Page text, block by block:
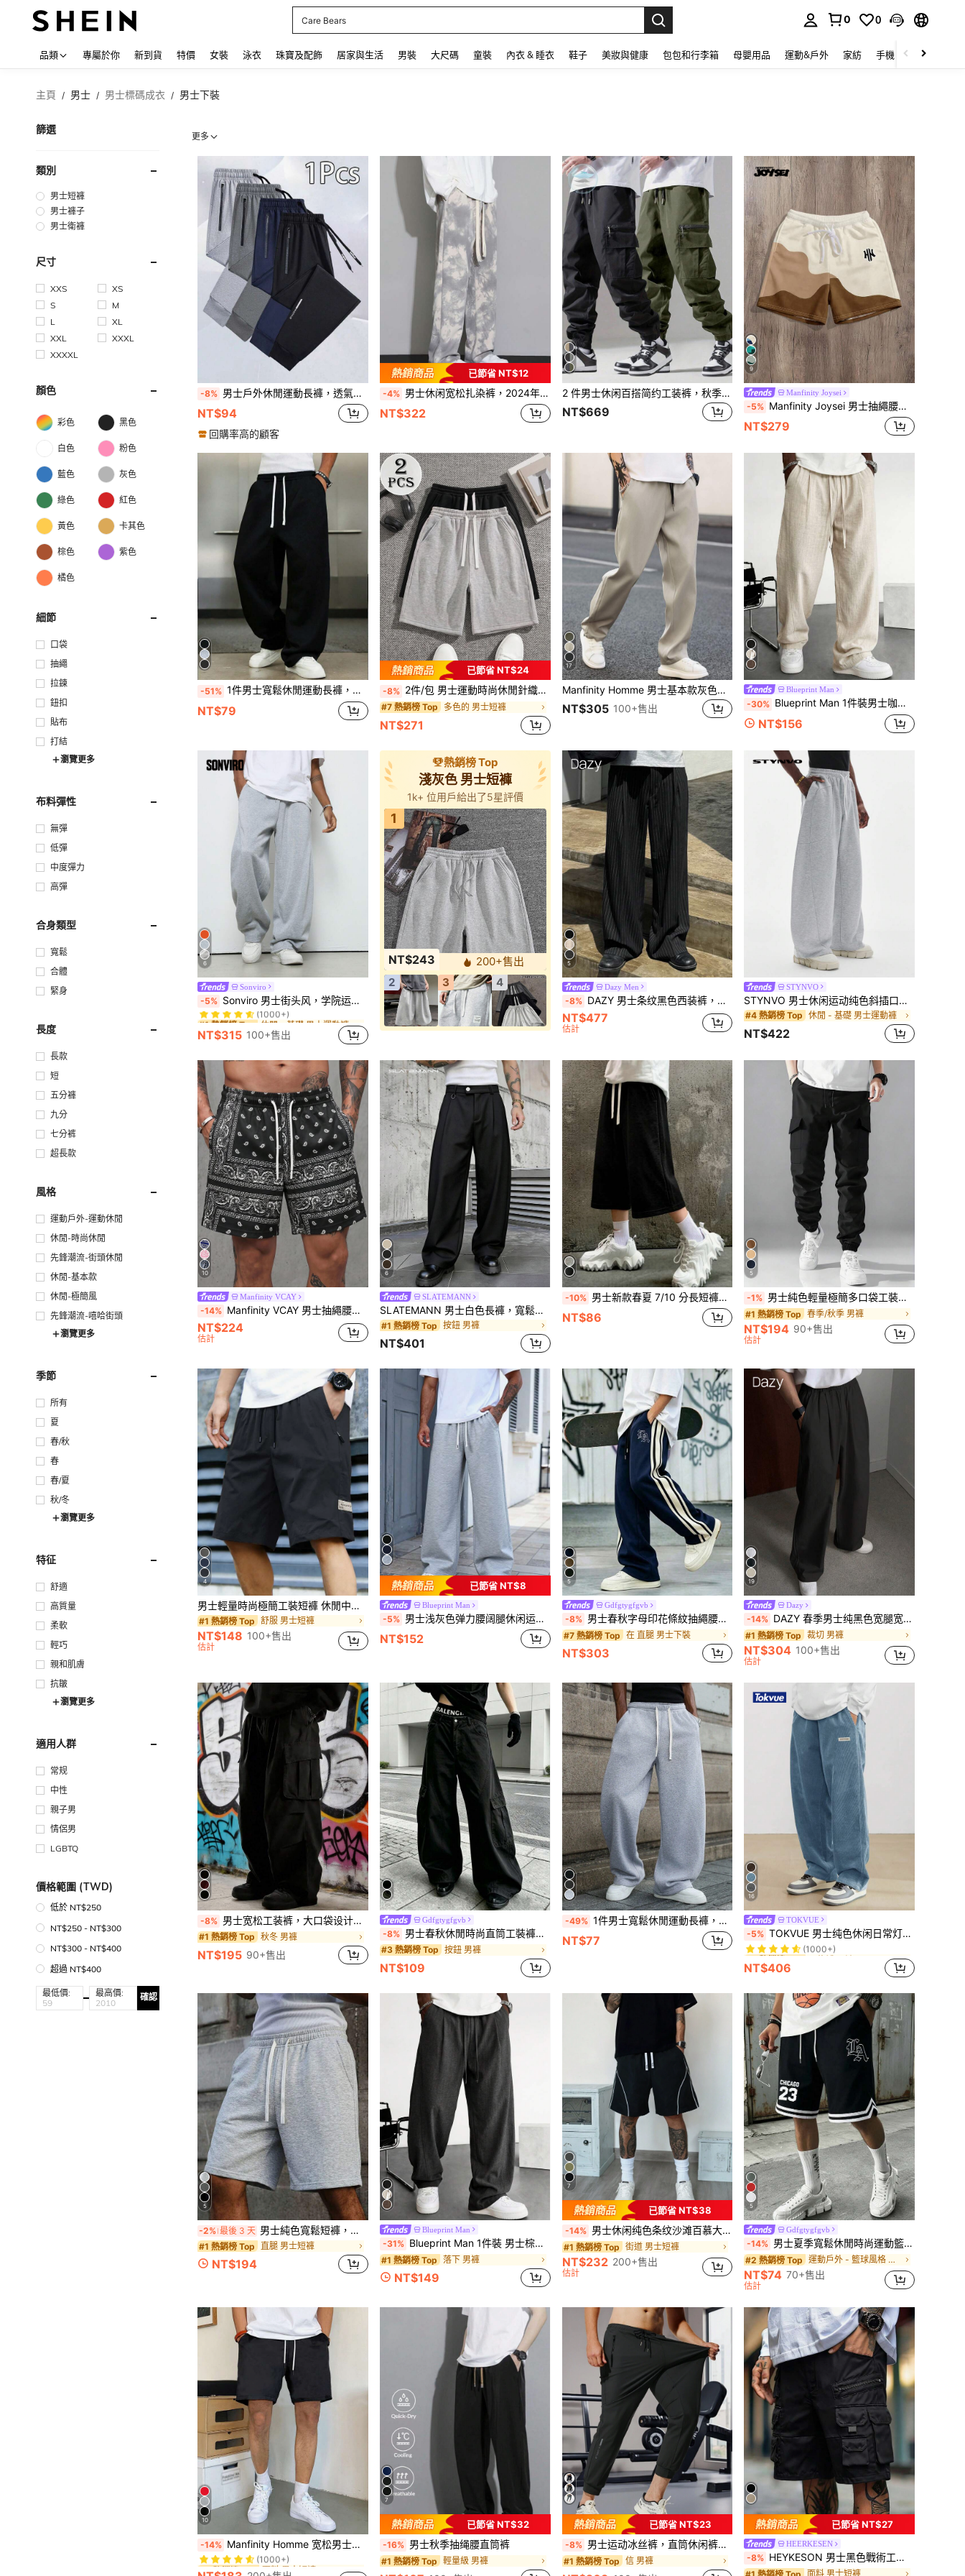
Care Bears
0 0
品類 專屬於你 新到貨 特價 女裝 泳衣 珠寶及配飾 居家與生活 男裝 大尺碼 童裝 內衣 & 睡衣 鞋子 美妝與健康 包包和行李箱 母嬰用品 運動&戶外 家紡 手機 & 手機配件
主頁 / 男士 / 男士標碼成衣 / 男士下裝
篩選
類別
男士短褲
男士褲子
男士衛褲
尺寸
XXS
XS
S
M
L
XL
XXL
XXXL
XXXXL
顏色
彩色 黑色
白色 粉色
藍色 灰色
綠色 紅色
黃色 卡其色
棕色 紫色
橘色
細節
口袋
抽繩
拉鍊
鈕扣
貼布
打結
瀏覽更多
布料彈性
無彈
低彈
中度彈力
高彈
合身類型
寬鬆
合體
緊身
長度
長款
短
五分褲
九分
七分裤
超長款
風格
運動戶外-運動休閒
休閒-時尚休閒
先鋒潮流-街頭休閒
休閒-基本款
休閒-極簡風
先鋒潮流-嘻哈街頭
瀏覽更多
季節
所有
夏
春/秋
春
春/夏
秋/冬
瀏覽更多
特征
舒適
高質量
柔軟
輕巧
親和肌膚
抗皺
瀏覽更多
適用人群
常规
中性
親子男
情侶男
LGBTQ
價格範圍 (TWD)
低於 NT$250
NT$250 - NT$300
NT$300 - NT$400
超過 NT$400
最低價: 最高價: 確認
更多
-8% 男士戶外休閒運動長褲，透氣抽繩設計，適合春夏秋冬，附口袋與拉鍊，適用於日常出遊、運動、跑步、健行、旅行及休閒穿著
NT$94
回購率高的顧客
已節省 NT$12
-4% 男士休闲宽松扎染裤，2024年春秋季新品，秋季
NT$322
2 件男士休闲百搭简约工装裤，秋季服装
NT$669
9
Manfinity Joysei
-5% Manfinity Joysei 男士抽繩腰鬆身休閒短褲
NT$279
-51% 1件男士寬鬆休閒運動長褲，極簡純色寬腿設計，抽繩腰頭，大口袋，適合日常穿著、走路、工作、戶外活動，完美的父親節送給爸爸的禮物
NT$79
已節省 NT$24
-8% 2件/包 男士運動時尚休閒針織抽繩腰短褲，籃球短褲，舒適透氣面料，夏季熱銷款，中性款
#7 熱銷榜 Top 多色的 男士短褲
NT$271
17
Manfinity Homme 男士基本款灰色直筒长裤平纹织物休闲风格拉链开合宽松裤宽松直筒休闲裤宽松韩版裤街头裤日式卡其色慢跑裤男，适合秋季
NT$305 100+售出
Blueprint Man
-30% Blueprint Man 1件裝男士咖啡色紋理鬆弛寬腿抽繩休閒長褲，仿亞麻面料，輕盈透氣垂墜舒適不黏膩，抗皺易打理，成熟休閒極簡老錢風，日常通勤、街頭穿搭、居家穿著
NT$156
6
Sonviro
-5% Sonviro 男士街头风，学院运动风，INS 搭配高街黑色超宽松新月形时尚运动裤，适合音乐节和日常穿着。送给男友或老公的绝佳礼物，街头服饰和 Y2K 风格。适合街头摇滚风。
#1 熱銷榜 Top
休閒 - 基礎 男士運動褲
(1000+)
#1 熱銷榜 Top 休閒 - 基礎 男士運動褲
(1000+)
#1 熱銷榜 Top 休閒 - 基礎 男士運動褲
(1000+)
#1 熱銷榜 Top 休閒 - 基礎 男士運動褲
NT$315 100+售出
熱銷榜 Top
淺灰色 男士短褲
1k+ 位用戶給出了5星評價
1
NT$243
200+售出
2
3 4
5
Dazy Men
-8% DAZY 男士条纹黑色西装裤，适合全年通勤及秋季商务着装
NT$477
估計
STYNVO
STYNVO 男士休闲运动纯色斜插口袋抽绳腰带运动裤
#4 熱銷榜 Top 休閒 - 基礎 男士運動褲
NT$422
10
Manfinity VCAY
-14% Manfinity VCAY 男士抽繩腰圍佩斯利印花短褲，適合送給丈夫、男友的禮物，度假、父親節禮物、足球運動
NT$224
估計
6
SLATEMANN
SLATEMANN 男士白色長褲，寬鬆休閒百搭壓褶西裝長褲
#1 熱銷榜 Top 按鈕 男褲
NT$401
-10% 男士新款春夏 7/10 分長短褲，運動風，針織面料，耐用材質休閒褲
NT$86
5
-1% 男士純色輕量極簡多口袋工裝褲，時尚錐形褲腿，校園風戶外登山休閒長褲
#1 熱銷榜 Top 春季/秋季 男褲
NT$194 90+售出
估計
4
男士輕量時尚極簡工裝短褲 休閒中大腿抽繩直筒短褲
#1 熱銷榜 Top 舒服 男士短褲
NT$148 100+售出
估計
已節省 NT$8
Blueprint Man
-5% 男士浅灰色弹力腰阔腿休闲运动裤，面料柔软舒适，不易起球，简约时尚设计，适合日常通勤、居家休闲穿着，男士礼物
NT$152
5
Gdfgtygfgvb
-8% 男士春秋字母印花條紋抽繩腰口袋休閒直筒長褲
#7 熱銷榜 Top 在 直腿 男士下裝
NT$303
19
Dazy
-14% DAZY 春季男士纯黑色宽腿宽松休闲裤，秋季
#1 熱銷榜 Top 裁切 男褲
NT$304 100+售出
估計
-8% 男士宽松工装裤，大口袋设计，休闲日常穿着长裤
#1 熱銷榜 Top 秋冬 男褲
NT$195 90+售出
Gdfgtygfgvb
-8% 男士春秋休閒時尚直筒工裝褲，附側邊口袋與鈕扣開合，適合戶外穿著
#3 熱銷榜 Top 按鈕 男褲
NT$109
-49% 1件男士寬鬆休閒運動長褲，極簡純色寬腿設計，抽繩腰頭，大口袋，適合日常穿著、散步、工作、戶外活動，完美父親節送給爸爸的禮物
NT$77
16
TOKVUE
-5% TOKVUE 男士纯色休闲日常灯芯绒长裤，男士街头潮流裤，男朋友礼物，秋季
#2 熱銷榜 Top
已修補 男褲
(1000+)
#2 熱銷榜 Top
已修補 男褲
#2 熱銷榜 Top
已修補 男褲
#2 熱銷榜 Top
NT$406
5
-2% 最後 3 天 男士純色寬鬆短褲，鬆緊腰帶抽繩設計，夏季海灘穿搭，男士休閒透氣夏季短褲，父親節禮物首選
#1 熱銷榜 Top 直腿 男士短褲
NT$194
Blueprint Man
-31% Blueprint Man 1件裝 男士棕色紋理鬆弛寬腿抽繩休閒長褲，仿亞麻面料，輕盈透氣垂墜舒適不黏汗，抗皺易打理，成熟休閒極簡老錢風，日常通勤、街頭穿搭、居家穿著
#1 熱銷榜 Top 落下 男褲
NT$149
7
已節省 NT$38
-14% 男士休闲纯色条纹沙滩百慕大短裤，Emo 风格，2000 年代风格
#1 熱銷榜 Top 街道 男士短褲
NT$232 200+售出
估計
5
Gdfgtygfgvb
-14% 男士夏季寬鬆休閒時尚運動籃球短褲 抽繩彈性網布快乾百慕達短褲
#2 熱銷榜 Top 運動戶外 - 籃球風格 男士短褲
NT$74 70+售出
估計
10
-14% Manfinity Homme 宽松男士抽绳腰斜口袋短裤
#2 熱銷榜 Top
面料 男士短褲
(1000+)
#2 熱銷榜 Top
面料 男士短褲
(1000+)
#2 熱銷榜 Top
面料 男士短褲
(1000+)
7
已節省 NT$32
-16% 男士秋季抽绳腰直筒裤
#1 熱銷榜 Top 輕量級 男褲
已節省 NT$23
-8% 男士运动冰丝裤，直筒休闲裤，抽绳腰带，轻薄透气，适合夏季和秋季穿着。
#1 熱銷榜 Top 信 男褲
已節省 NT$27
HEERKESEN
-8% HEYKESON 男士黑色戰術工裝短褲附腰帶，多口袋短褲，戶外穿搭，適合他
面料 男士短褲